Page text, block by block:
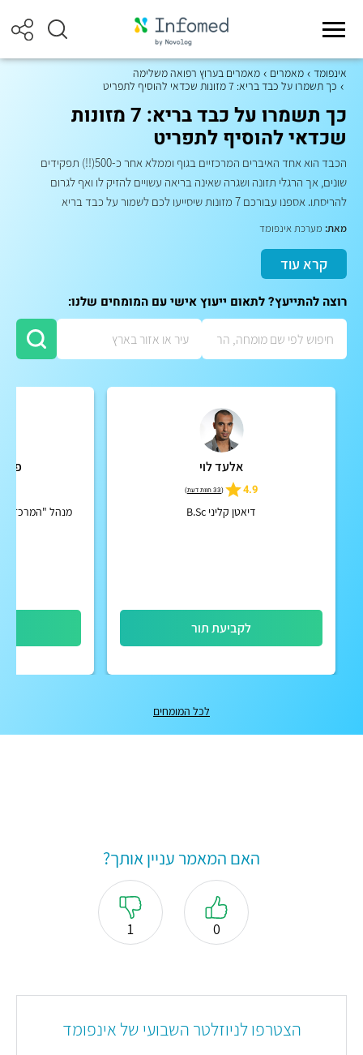
אינפומד מאמרים
מאמרים בערוץ רפואה משלימה
כך תשמרו על כבד בריא: 7 מזונות שכדאי להוסיף לתפריט
כך תשמרו על כבד בריא: 7 מזונות
שכדאי להוסיף לתפריט
הכבד הוא אחד האיברים המרכזיים בגוף וממלא אחר כ-500(!!) תפקידים
שונים, אך הרגלי תזונה ושגרה שאינה בריאה עשויים להזיק לו ואף לגרום
להריסתו. אספנו עבורכם 7 מזונות שיסייעו לכם לשמור על כבד בריא
מאת: מערכת אינפומד
קרא עוד
רוצה להתייעץ? לתאום ייעוץ אישי עם המומחים שלנו:
אלעד לוי
4.9
(33 חוות דעת )
דיאטן קליני B.Sc
לקביעת תור
מנהל "המרכז
לכל המומחים
האם המאמר עניין אותך?
0
1
הצטרפו לניוזלטר השבועי של אינפומד